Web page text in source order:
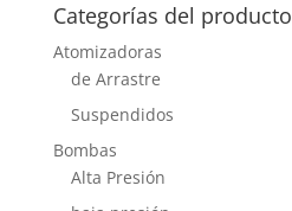
Categorías del producto
Atomizadoras
de Arrastre
Suspendidos
Bombas
Alta Presión